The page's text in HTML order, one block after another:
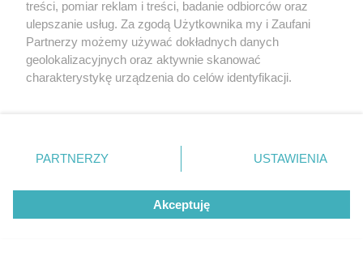
treści, pomiar reklam i treści, badanie odbiorców oraz
ulepszanie usług. Za zgodą Użytkownika my i Zaufani
Partnerzy możemy używać dokładnych danych
geolokalizacyjnych oraz aktywnie skanować
charakterystykę urządzenia do celów identyfikacji.
zmienić/wycofać klikając przycisk ustawień prywatności
znajdujący się w lewym dolnym rogu strony
rodzaje przetwarzania danych nie wymagają zgody
użytkownika, ale masz prawo sprzeciwić się takiemu
przetwarzaniu. Preferencje będą miały zastosowanie tylko
PARTNERZY USTAWIENIA
Akceptuję